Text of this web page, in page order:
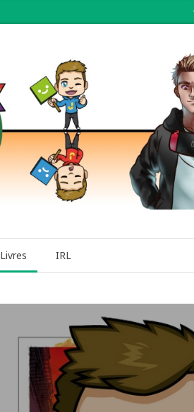
Livres IRL